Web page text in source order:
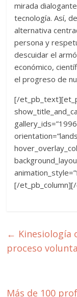
mirada
tecnología. Así,
alternativa
persona y
descuidar el
económico,
el progreso de
[/
[/
← Kinesiología
proceso
Más de 100